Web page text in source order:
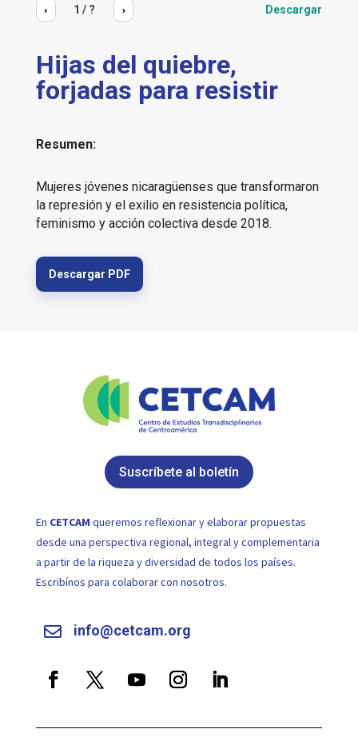
‹ 1 / ? › Descargar
Hijas del quiebre,
forjadas para resistir
Resumen:
Mujeres jóvenes nicaragüenses que transformaron
la represión y el exilio en resistencia política,
feminismo y acción colectiva desde 2018.
Descargar PDF
Suscríbete al boletín
En CETCAM queremos reflexionar y elaborar propuestas
desde una perspectiva regional, integral y complementaria
a partir de la riqueza y diversidad de todos los países.
Escribínos para colaborar con nosotros.
 info@cetcam.org